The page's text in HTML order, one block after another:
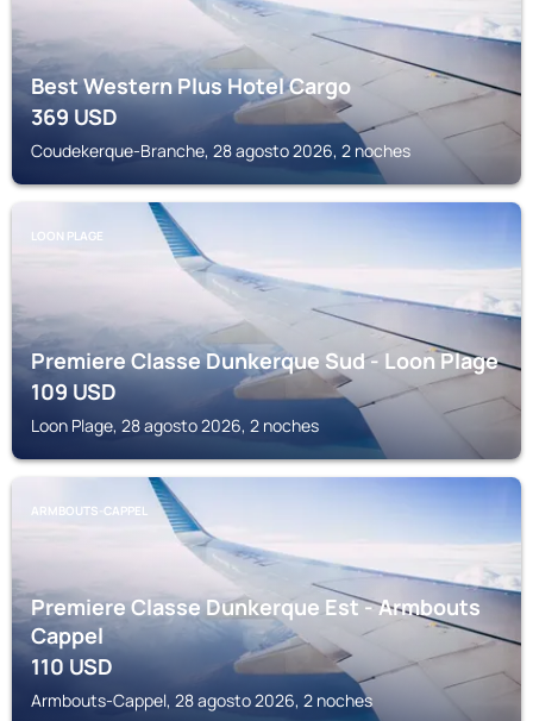
Best Western Plus Hotel Cargo
369USD
Coudekerque-Branche, 28 agosto 2026, 2 noches
LOON PLAGE
Premiere Classe Dunkerque Sud - Loon Plage
109USD
Loon Plage, 28 agosto 2026, 2 noches
ARMBOUTS-CAPPEL
Premiere Classe Dunkerque Est - Armbouts
Cappel
110USD
Armbouts-Cappel, 28 agosto 2026, 2 noches